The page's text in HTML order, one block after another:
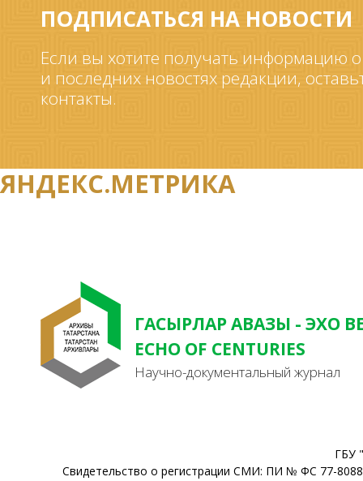
ПОДПИСАТЬСЯ НА НОВОСТИ
Если вы хотите получать информацию
и последних новостях редакции,
контакты.
ЯНДЕКС.МЕТРИКА
ГАСЫРЛАР АВАЗЫ - ЭХО
ECHO OF CENTURIES
Научно-документальный журнал
ГБУ
Свидетельство о регистрации СМИ: ПИ № ФС 77-